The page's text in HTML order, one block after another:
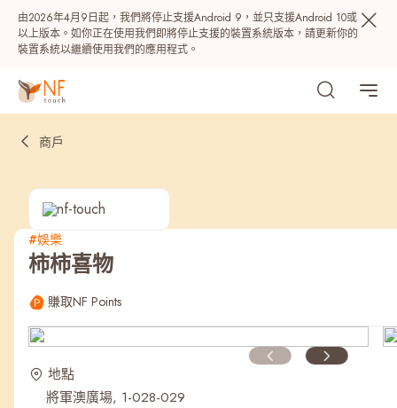
由2026年4月9日起，我們將停止支援Android 9，並只支援Android 10或
以上版本。如你正在使用我們即將停止支援的裝置系統版本，請更新你的
裝置系統以繼續使用我們的應用程式。
熱門
最近搜尋紀錄
商戶
#娛樂
柿柿喜物
賺取NF Points
地點
將軍澳廣場, 1-028-029